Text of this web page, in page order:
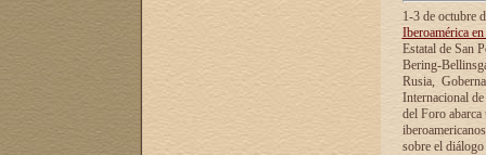
1-3 de octubre
Iberoamérica
Estatal de San
Bering-
Rusia,
Internacional
del Foro
sobre el